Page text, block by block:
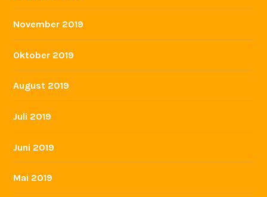
November 2019
Oktober 2019
August 2019
Juli 2019
Juni 2019
Mai 2019